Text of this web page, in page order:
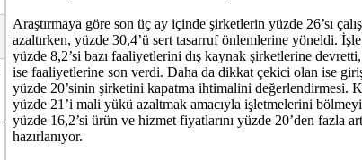
Araştırmaya göre son üç ay içinde şirketlerin yüzde 26’sı
azaltırken, yüzde 30,4’ü sert tasarruf önlemlerine yöneldi.
yüzde 8,2’si bazı faaliyetlerini dış kaynak şirketlerine
ise faaliyetlerine son verdi. Daha da dikkat çekici olan ise
yüzde 20’sinin şirketini kapatma ihtimalini değerlendirmesi.
yüzde 21’i mali yükü azaltmak amacıyla işletmelerini
yüzde 16,2’si ürün ve hizmet fiyatlarını yüzde 20’den fazla
hazırlanıyor.